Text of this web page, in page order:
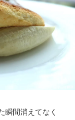
瞬間消えてなく